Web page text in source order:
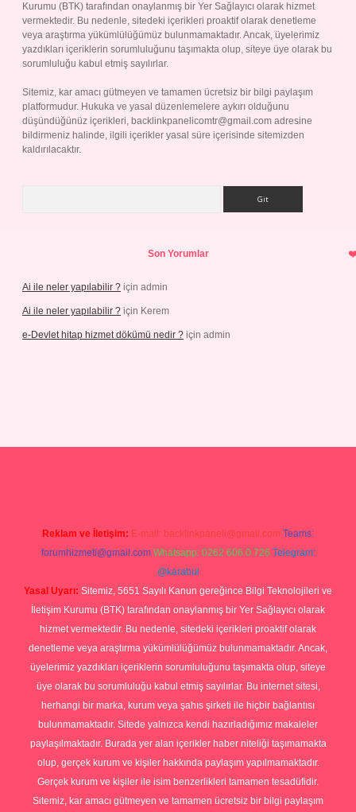
Kurumu (BTK) tarafından onaylanmış bir Yer Sağlayıcı olarak hizmet
vermektedir. Bu nedenle, sitedeki içerikleri proaktif olarak denetleme
veya araştırma yükümlülüğümüz bulunmamaktadır. Ancak, üyelerimiz
yazdıkları içeriklerin sorumluluğunu taşımakta olup, siteye üye olarak bu
sorumluluğu kabul etmiş sayılırlar.
Sitemiz, kar amacı gütmeyen ve tamamen ücretsiz bir bilgi paylaşım
platformudur. Hukuka ve yasal düzenlemelere aykırı olduğunu
düşündüğünüz içerikleri, backlinkpanelicomtr@gmail.com adresine
bildirmeniz halinde, ilgili içerikler yasal süre içerisinde sitemizden
kaldırılacaktır.
Son Yorumlar
Ai ile neler yapılabilir ? için admin
Ai ile neler yapılabilir ? için Kerem
e-Devlet hitap hizmet dökümü nedir ? için admin
Reklam ve İletişim: E-mail: backlinkpaneli@gmail.com Teams:
forumhizmeti@gmail.com Whatsapp: 0262 606 0 726 Telegram:
@karabul
Yasal Uyarı: Sitemiz, 5651 Sayılı Kanun gereğince Bilgi Teknolojileri ve
İletişim Kurumu (BTK) tarafından onaylanmış bir Yer Sağlayıcı olarak
hizmet vermektedir. Bu nedenle, sitedeki içerikleri proaktif olarak
denetleme veya araştırma yükümlülüğümüz bulunmamaktadır. Ancak,
üyelerimiz yazdıkları içeriklerin sorumluluğunu taşımakta olup, siteye
üye olarak bu sorumluluğu kabul etmiş sayılırlar. Bu internet sitesi,
herhangi bir marka, kurum veya şahıs şirketi ile hiçbir bağlantısı
bulunmamaktadır. Sitede yalnızca kendi hazırladığımız makaleler
paylaşılmaktadır. Burada yer alan içerikler haber niteliği taşımamakta
olup, gerçek kurum ve kişiler hakkında paylaşım yapılmamaktadır.
Gerçek kurum ve kişiler ile isim benzerlikleri tamamen tesadüfidir.
Sitemiz, kar amacı gütmeyen ve tamamen ücretsiz bir bilgi paylaşım